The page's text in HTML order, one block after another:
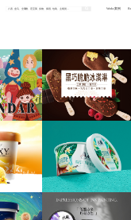
Works 案例